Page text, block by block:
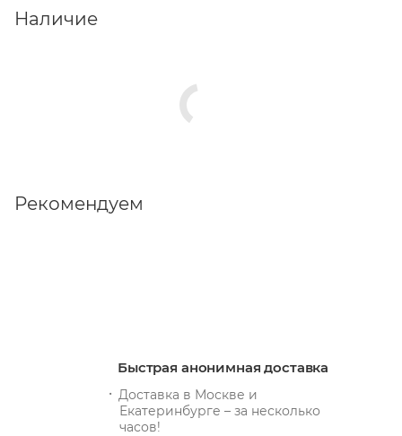
Наличие
Рекомендуем
Быстрая анонимная доставка
Доставка в Москве и
Екатеринбурге – за несколько
часов!